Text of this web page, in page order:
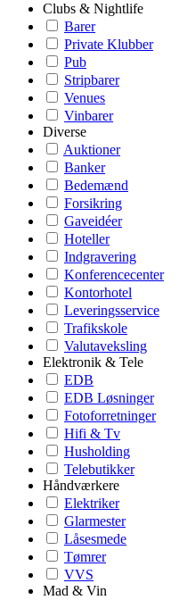
Clubs & Nightlife
Barer
Private Klubber
Pub
Stripbarer
Venues
Vinbarer
Diverse
Auktioner
Banker
Bedemænd
Forsikring
Gaveidéer
Hoteller
Indgravering
Konferencecenter
Kontorhotel
Leveringsservice
Trafikskole
Valutaveksling
Elektronik & Tele
EDB
EDB Løsninger
Fotoforretninger
Hifi & Tv
Husholding
Telebutikker
Håndværkere
Elektriker
Glarmester
Låsesmede
Tømrer
VVS
Mad & Vin